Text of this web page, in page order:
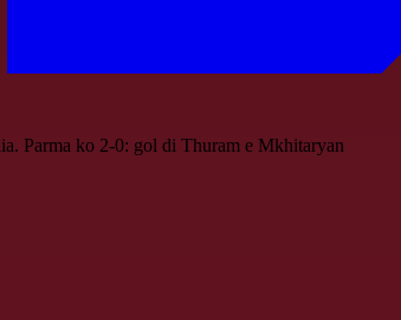
Parma ko 2-0: gol di Thuram e Mkhitaryan